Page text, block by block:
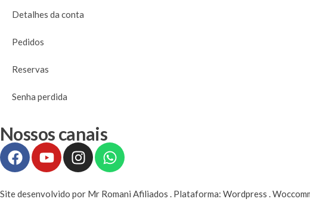
Detalhes da conta
Pedidos
Reservas
Senha perdida
Nossos canais
Site desenvolvido por Mr Romani Afiliados . Plataforma: Wordpress .